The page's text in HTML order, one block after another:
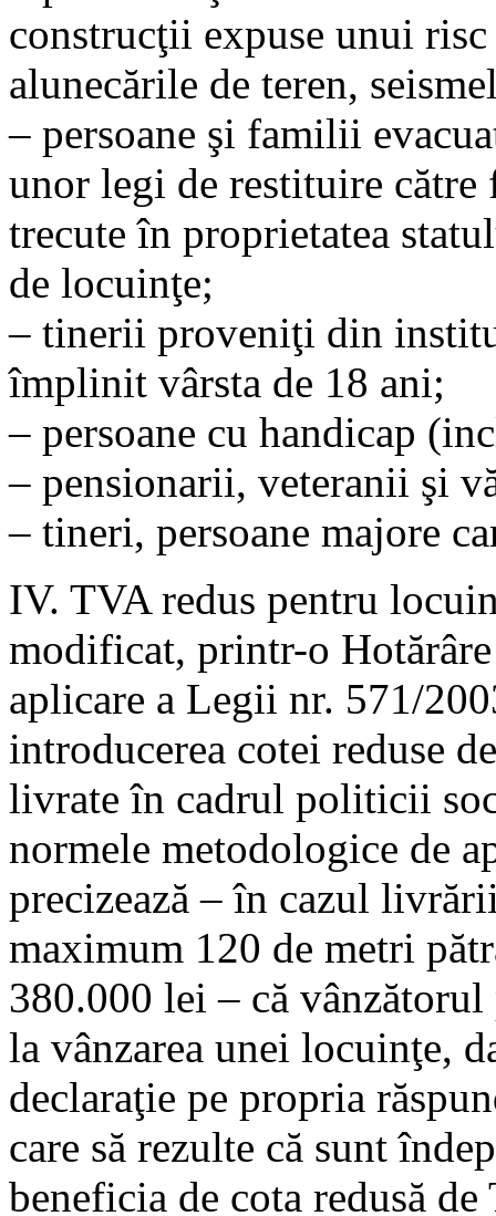
construcţii expuse unui
alunecările de teren,
– persoane şi familii
unor legi de restituire
trecute în proprietatea
de locuinţe;
– tinerii proveniţi din
împlinit vârsta de 18 ani;
– persoane cu handicap
– pensionarii, veteranii şi
– tineri, persoane majore
IV. TVA redus pentru
modificat, printr-o
aplicare a Legii nr. 571/
introducerea cotei reduse
livrate în cadrul politicii
normele metodologice de
precizează – în cazul
maximum 120 de metri
380.000 lei – că
la vânzarea unei locuinţe,
declaraţie pe propria
care să rezulte că sunt
beneficia de cota redusă